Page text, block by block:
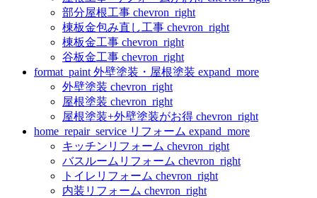
部分屋根工事 chevron_right
棟板金包み直し工事 chevron_right
棟板金工事 chevron_right
谷板金工事 chevron_right
format_paint 外壁塗装・屋根塗装 expand_more
外壁塗装 chevron_right
屋根塗装 chevron_right
屋根塗装+外壁塗装がお得 chevron_right
home_repair_service リフォーム expand_more
キッチンリフォーム chevron_right
バスルームリフォーム chevron_right
トイレリフォーム chevron_right
内装リフォーム chevron_right